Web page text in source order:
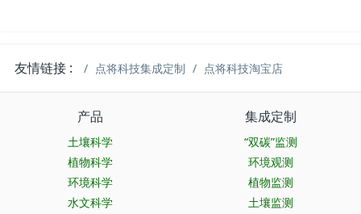
友情链接 : 点将科技集成定制 点将科技淘宝店
产品
土壤科学
植物科学
环境科学
水文科学
集成定制
“双碳”监测
环境观测
植物监测
土壤监测